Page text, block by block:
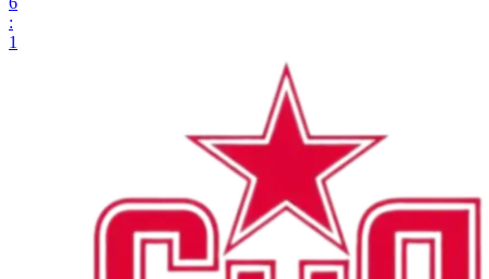
:
1